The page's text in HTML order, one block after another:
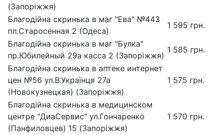
(Запоріжжя)
Благодійна скринька в маг "Ева" №443
пл.Старосенная 2 (Одеса)
1 595 грн.
Благодійна скринька в маг "Булка"
пр.Юбилейный 29а касса 2 (Запоріжжя)
1 585 грн.
Благодійна скринька в аптеке интернет
цен №56 ул.В.Українця 27а
(Новокузнецкая) (Запоріжжя)
1 575 грн.
Благодійна скринька в медицинском
центре "ДиаСервис" ул.Гончаренко
(Панфиловцев) 15 (Запоріжжя)
1 570 грн.